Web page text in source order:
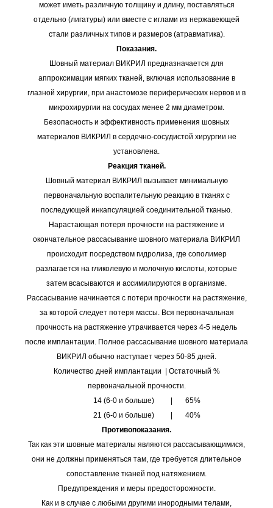
может иметь различную толщину и длину, поставляться
отдельно (лигатуры) или вместе с иглами из нержавеющей
стали различных типов и размеров (атравматика).
Показания.
Шовный материал ВИКРИЛ предназначается для
аппроксимации мягких тканей, включая использование в
глазной хирургии, при анастомозе периферических нервов и в
микрохирургии на сосудах менее 2 мм диаметром.
Безопасность и эффективность применения шовных
материалов ВИКРИЛ в сердечно-сосудистой хирургии не
установлена.
Реакция тканей.
Шовный материал ВИКРИЛ вызывает минимальную
первоначальную воспалительную реакцию в тканях с
последующей инкапсуляцией соединительной тканью.
Нарастающая потеря прочности на растяжение и
окончательное рассасывание шовного материала ВИКРИЛ
происходит посредством гидролиза, где сополимер
разлагается на гликолевую и молочную кислоты, которые
затем всасываются и ассимилируются в организме.
Рассасывание начинается с потери прочности на растяжение,
за которой следует потеря массы. Вся первоначальная
прочность на растяжение утрачивается через 4-5 недель
после имплантации. Полное рассасывание шовного материала
ВИКРИЛ обычно наступает через 50-85 дней.
Количество дней имплантации | Остаточный %
первоначальной прочности.
14 (6-0 и больше) | 65%
21 (6-0 и больше) | 40%
Противопоказания.
Так как эти шовные материалы являются рассасывающимися,
они не должны применяться там, где требуется длительное
сопоставление тканей под натяжением.
Предупреждения и меры предосторожности.
Как и в случае с любыми другими инородными телами,